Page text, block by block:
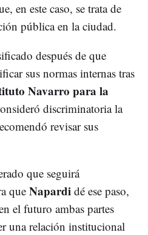
en este caso, se trata de
pública en la ciudad.
después de que
sus normas internas tras
Navarro para la
discriminatoria la
revisar sus
que seguirá
que Napardi dé ese paso,
el futuro ambas partes
una relación institucional